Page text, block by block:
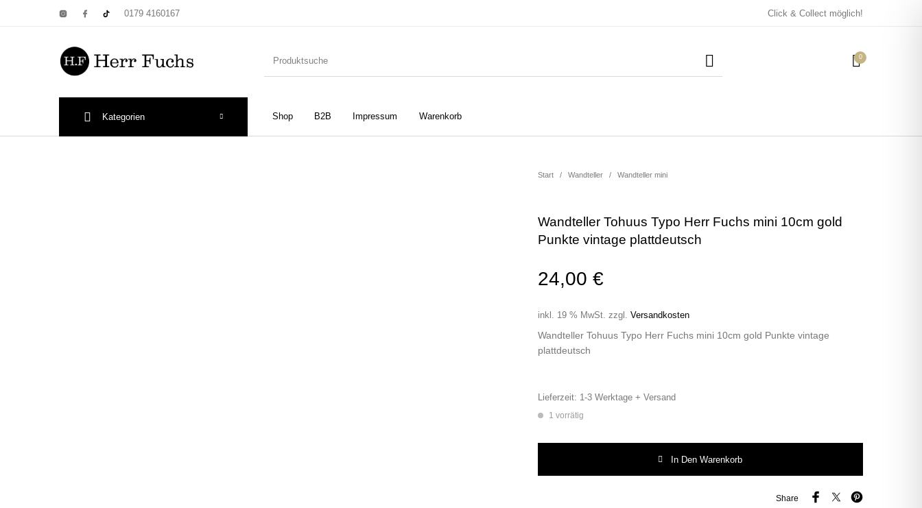
0179 4160167 Click & Collect möglich!
0
Shop B2B Impressum Warenkorb
Kategorien
Taschen/Turnbeutel Tassen
Start / Wandteller / Wandteller mini
Wandteller Tohuus Typo Herr Fuchs mini 10cm gold
Punkte vintage plattdeutsch
24,00 €
inkl. 19 % MwSt. zzgl. Versandkosten
Wandteller Tohuus Typo Herr Fuchs mini 10cm gold Punkte vintage
plattdeutsch
Lieferzeit: 1-3 Werktage + Versand
1 vorrätig
In Den Warenkorb
Share